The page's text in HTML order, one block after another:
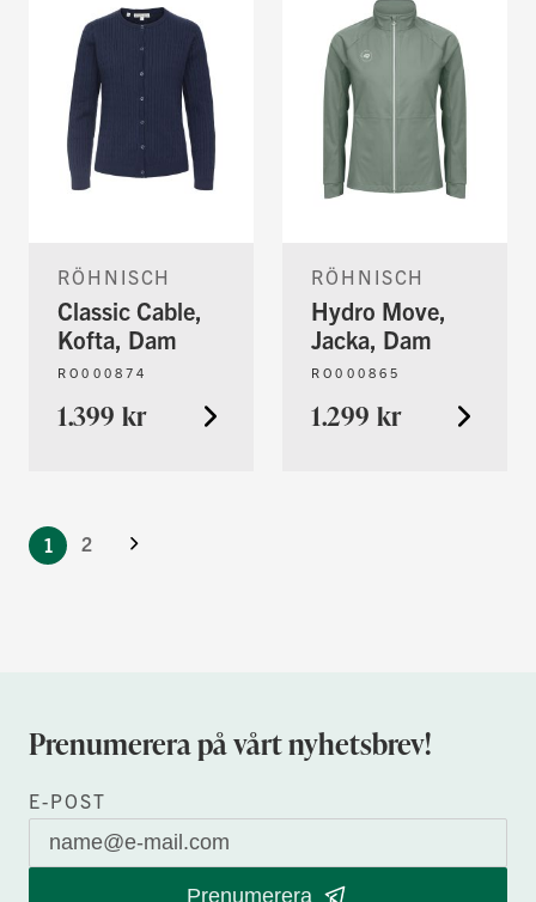
RÖHNISCH
Classic Cable,
Kofta, Dam
RO000874
1.399 kr
RÖHNISCH
Hydro Move,
Jacka, Dam
RO000865
1.299 kr
Sida
currently
reading
page
1 2 Nästa
Prenumerera på vårt nyhetsbrev!
E-POST
Prenumerera